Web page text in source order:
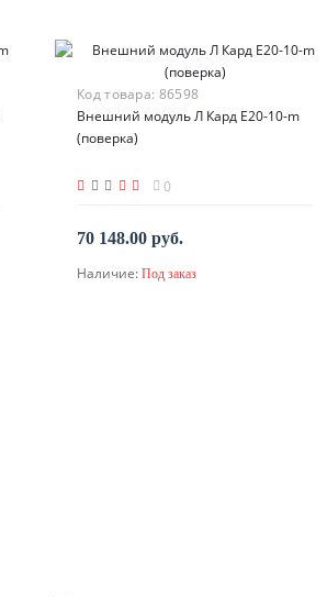
Код товара: 86598
Внешний модуль Л Кард E20-10-m
(поверка)
0
70 148.00 руб.
По запросу
Наличие: Под заказ